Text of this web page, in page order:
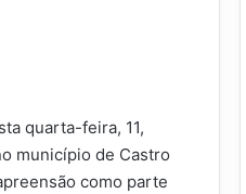
quarta-feira, 11,
município de Castro
como parte